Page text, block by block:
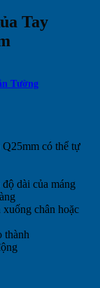
Tay
Tường
có thể tự
dài của máng
chân hoặc
thành